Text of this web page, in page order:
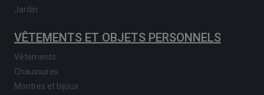
Jardin
VÊTEMENTS ET OBJETS PERSONNELS
Vêtements
Chaussures
Montres et bijoux